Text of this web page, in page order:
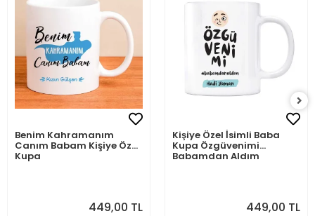
Benim Kahramanım
Canım Babam Kişiye Özel
Kupa
449,00 TL
Kişiye Özel İsimli Baba
Kupa Özgüvenimi
Babamdan Aldım
449,00 TL